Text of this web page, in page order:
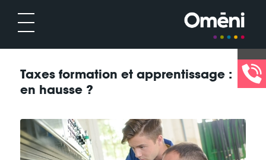
Taxes formation et apprentissage :
en hausse ?